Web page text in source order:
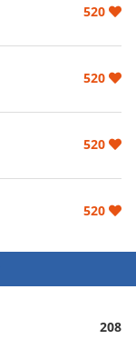
520
520
520
520
208